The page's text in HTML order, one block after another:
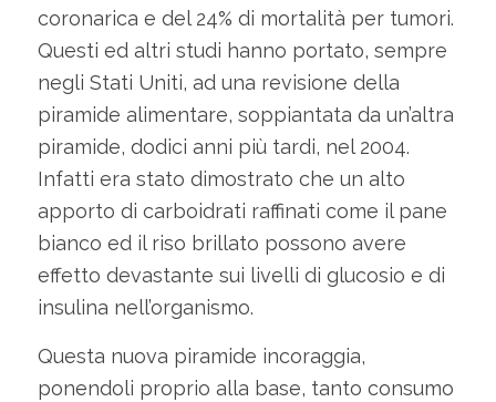
coronarica e del 24% di mortalità per tumori.
Questi ed altri studi hanno portato, sempre
negli Stati Uniti, ad una revisione della
piramide alimentare, soppiantata da un’altra
piramide, dodici anni più tardi, nel 2004.
Infatti era stato dimostrato che un alto
apporto di carboidrati raffinati come il pane
bianco ed il riso brillato possono avere
effetto devastante sui livelli di glucosio e di
insulina nell’organismo.
Questa nuova piramide incoraggia,
ponendoli proprio alla base, tanto consumo